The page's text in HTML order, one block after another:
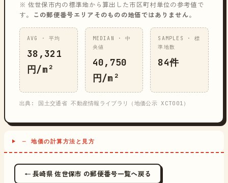
※ 佐世保市内の標準地から算出した市区町村単位の参考値で
す。
この郵便番号エリアそのものの地価ではありません。
AVG · 平均
38,321
円/m²
MEDIAN · 中
央値
40,750
円/m²
SAMPLES · 標
準地数
84件
出典: 国土交通省 不動産情報ライブラリ（地価公示 XCT001）
─ 地価の計算方法と見方
← 長崎県 佐世保市 の郵便番号一覧へ戻る